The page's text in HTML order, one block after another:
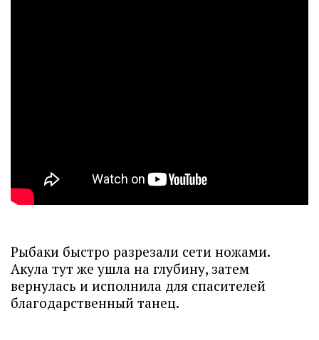
Рыбаки быстро разрезали сети ножами.
Акула тут же ушла на глубину, затем
вернулась и исполнила для спасителей
благодарственный танец.